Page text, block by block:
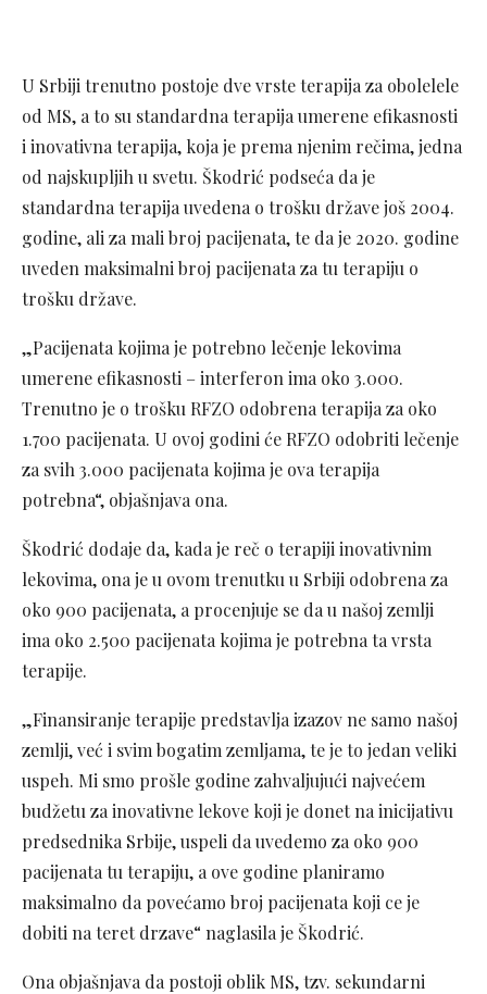
U Srbiji trenutno postoje dve vrste terapija za obolelele
od MS, a to su standardna terapija umerene efikasnosti
i inovativna terapija, koja je prema njenim rečima, jedna
od najskupljih u svetu. Škodrić podseća da je
standardna terapija uvedena o trošku države još 2004.
godine, ali za mali broj pacijenata, te da je 2020. godine
uveden maksimalni broj pacijenata za tu terapiju o
trošku države.
„Pacijenata kojima je potrebno lečenje lekovima
umerene efikasnosti – interferon ima oko 3.000.
Trenutno je o trošku RFZO odobrena terapija za oko
1.700 pacijenata. U ovoj godini će RFZO odobriti lečenje
za svih 3.000 pacijenata kojima je ova terapija
potrebna“, objašnjava ona.
Škodrić dodaje da, kada je reč o terapiji inovativnim
lekovima, ona je u ovom trenutku u Srbiji odobrena za
oko 900 pacijenata, a procenjuje se da u našoj zemlji
ima oko 2.500 pacijenata kojima je potrebna ta vrsta
terapije.
„Finansiranje terapije predstavlja izazov ne samo našoj
zemlji, već i svim bogatim zemljama, te je to jedan veliki
uspeh. Mi smo prošle godine zahvaljujući najvećem
budžetu za inovativne lekove koji je donet na inicijativu
predsednika Srbije, uspeli da uvedemo za oko 900
pacijenata tu terapiju, a ove godine planiramo
maksimalno da povećamo broj pacijenata koji ce je
dobiti na teret drzave“ naglasila je Škodrić.
Ona objašnjava da postoji oblik MS, tzv. sekundarni